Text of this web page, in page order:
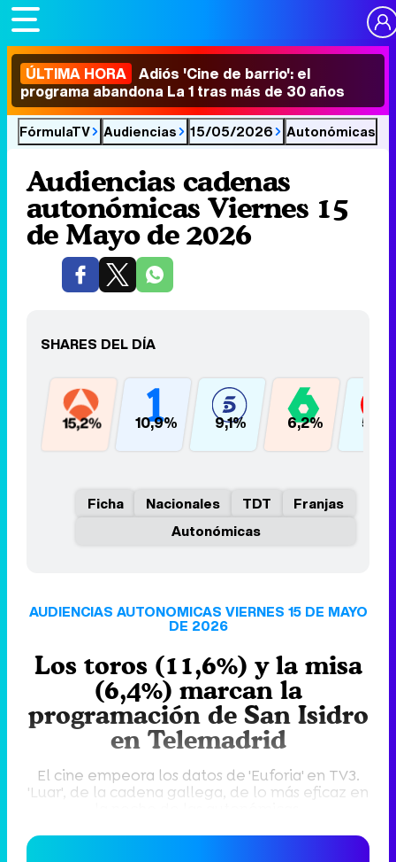
ÚLTIMA HORA Adiós 'Cine de barrio': el
programa abandona La 1 tras más de 30 años
FórmulaTV Audiencias 15/05/2026 Autonómicas
Audiencias cadenas
autonómicas Viernes 15
de Mayo de 2026
SHARES DEL DÍA
15,2% 10,9% 9,1% 6,2%
Ficha Nacionales TDT
Franjas
Autonómicas
AUDIENCIAS AUTONOMICAS VIERNES 15 DE MAYO
DE 2026
Los toros (11,6%) y la misa
(6,4%) marcan la
programación de San Isidro
en Telemadrid
El cine empeora los datos de 'Euforia' en TV3.
'Luar', de la cadena gallega, de lo más eficaz en